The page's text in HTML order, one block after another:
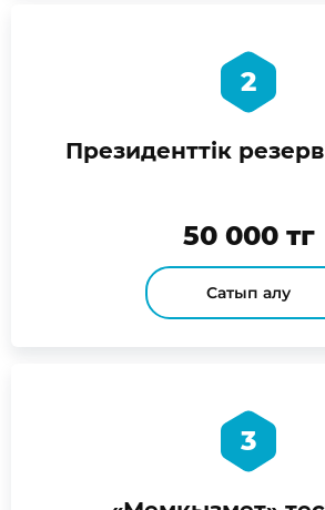
2
Президенттік резерв
50 000 тг
Сатып алу
3